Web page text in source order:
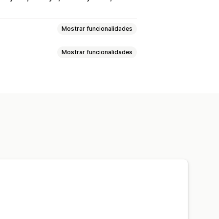
Mostrar funcionalidades
Mostrar funcionalidades